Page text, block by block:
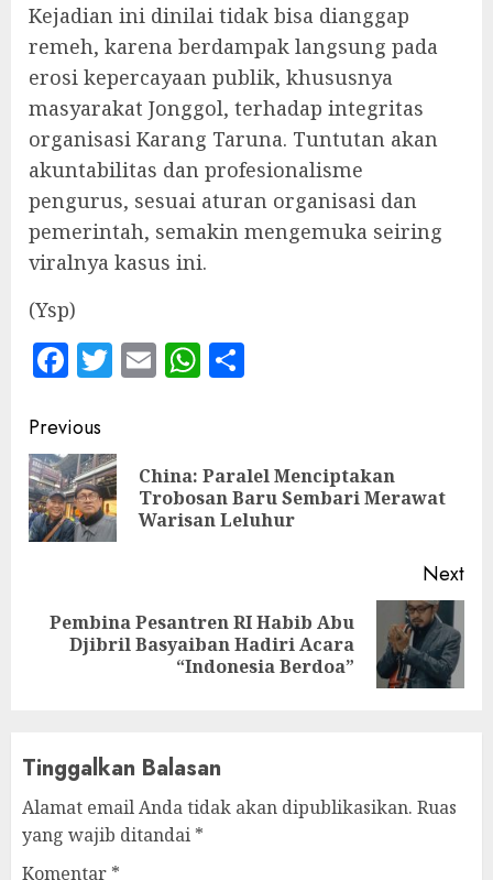
‎Kejadian ini dinilai tidak bisa dianggap
remeh, karena berdampak langsung pada
erosi kepercayaan publik, khususnya
masyarakat Jonggol, terhadap integritas
organisasi Karang Taruna. Tuntutan akan
akuntabilitas dan profesionalisme
pengurus, sesuai aturan organisasi dan
pemerintah, semakin mengemuka seiring
viralnya kasus ini.
‎(Ysp)
Facebook
Twitter
EmailWhatsApp
Continue
Reading
Previous
China: Paralel Menciptakan
Trobosan Baru Sembari Merawat
Warisan Leluhur
Next
Next
Pembina Pesantren RI Habib Abu
Djibril Basyaiban Hadiri Acara
“Indonesia Berdoa”
Tinggalkan Balasan
Alamat email Anda tidak akan dipublikasikan. Ruas
yang wajib ditandai *
Komentar *